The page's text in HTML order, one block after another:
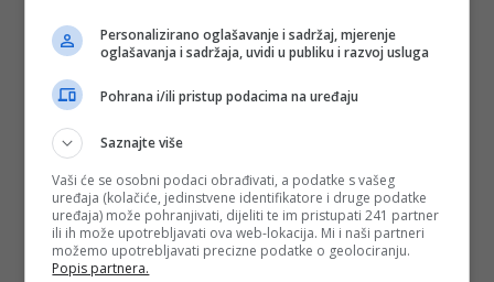
Također, dosta sarađuje sa vlasnicima pokretnih restorana -
kamiona sa brzom hranom koji su u ekspanziji u Njemačkoj,
a koji rade s njegovom firmom od samih početaka.
- U okviru kompanije proizvodimo i uvozimo više od 40
Sjeverne Makedonije, među kojima su kajmak iz Srbije, ajvar
iz Makedonije, pite i somuni iz Sarajeva, kao i vina iz
Hrvatske. Danas smo jedan od značajnijih dobavljača za
većinu balkanskih restorana u Njemačkoj, Austriji,
Luksemburgu i Hrvatskoj. U samom centru Minhena, u
blizini Marienplatza, nalaze se i moja dva restorana, La
Fayette München i pizzerija Little Italy bei La Fayette u koje
redovno dolaze najpoznatiji sportisti, glumci i biznismeni -
Personalizirano oglašavanje i sadržaj, mjerenje
oglašavanja i sadržaja, uvidi u publiku i razvoj usluga
Pohrana i/ili pristup podacima na uređaju
Saznajte više
Vaši će se osobni podaci obrađivati, a podatke s vašeg
uređaja (kolačiće, jedinstvene identifikatore i druge podatke
uređaja) može pohranjivati, dijeliti te im pristupati 241 partner
ili ih može upotrebljavati ova web-lokacija. Mi i naši partneri
možemo upotrebljavati precizne podatke o geolociranju.
Popis partnera.